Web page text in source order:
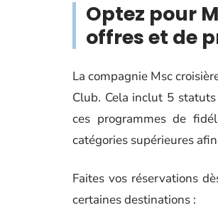
Optez pour
offres et de
La compagnie Msc
Club. Cela inclut 5
ces programmes de
catégories supérieures
Faites vos réservations
certaines destinations :